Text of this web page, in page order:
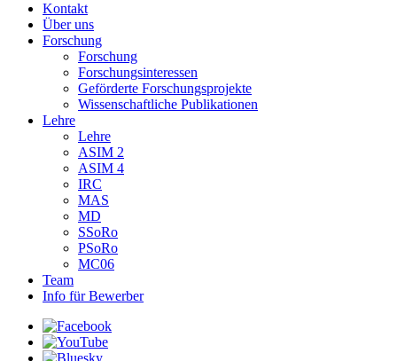
Kontakt
Über uns
Forschung
Forschung
Forschungsinteressen
Geförderte Forschungsprojekte
Wissenschaftliche Publikationen
Lehre
Lehre
ASIM 2
ASIM 4
IRC
MAS
MD
SSoRo
PSoRo
MC06
Team
Info für Bewerber